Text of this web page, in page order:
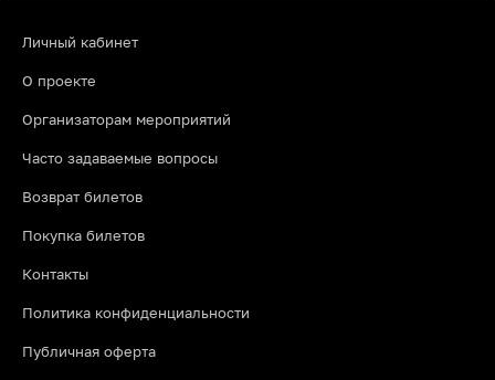
Личный кабинет
О проекте
Организаторам мероприятий
Часто задаваемые вопросы
Возврат билетов
Покупка билетов
Контакты
Политика конфиденциальности
Публичная оферта